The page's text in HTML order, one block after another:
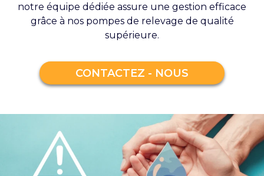
notre équipe dédiée assure une gestion efficace
grâce à nos pompes de relevage de qualité
supérieure.
CONTACTEZ - NOUS